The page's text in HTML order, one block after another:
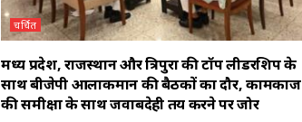
चर्चित
मध्य प्रदेश, राजस्थान और त्रिपुरा की टॉप लीडरशिप के
साथ बीजेपी आलाकमान की बैठकों का दौर, कामकाज
की समीक्षा के साथ जवाबदेही तय करने पर जोर